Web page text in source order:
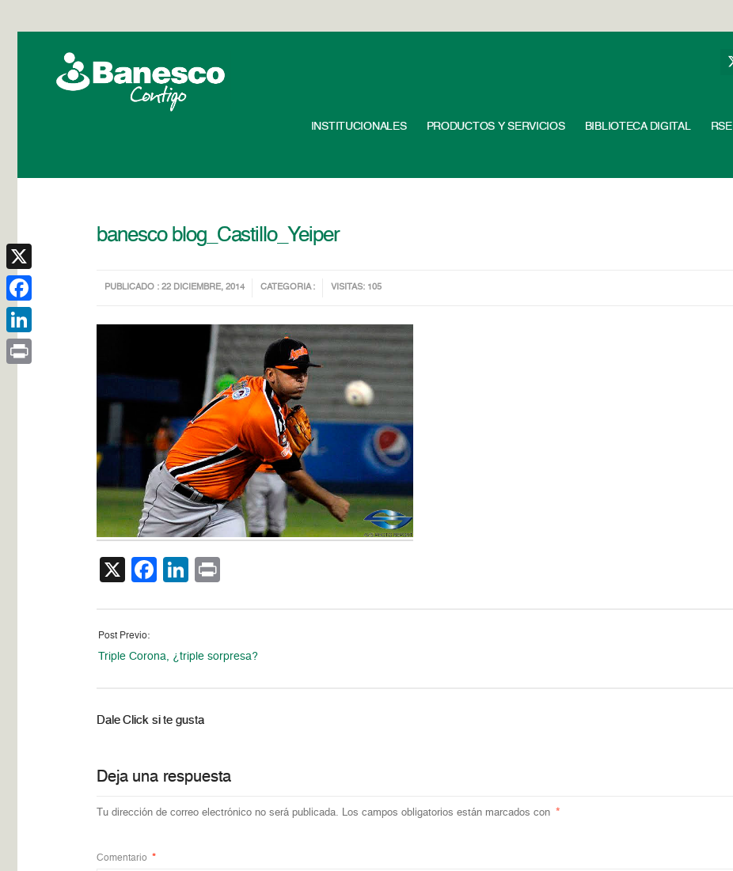
INSTITUCIONALES PRODUCTOS Y SERVICIOS BIBLIOTECA DIGITAL RSE
banesco blog_Castillo_Yeiper
PUBLICADO : 22 DICIEMBRE, 2014 CATEGORIA : VISITAS: 105
X Facebook
LinkedIn
Post Previo:
Triple Corona, ¿triple sorpresa?
Dale Click si te gusta
Deja una respuesta
Tu dirección de correo electrónico no será publicada. Los campos obligatorios están marcados con *
Comentario *
X
Facebook
LinkedIn